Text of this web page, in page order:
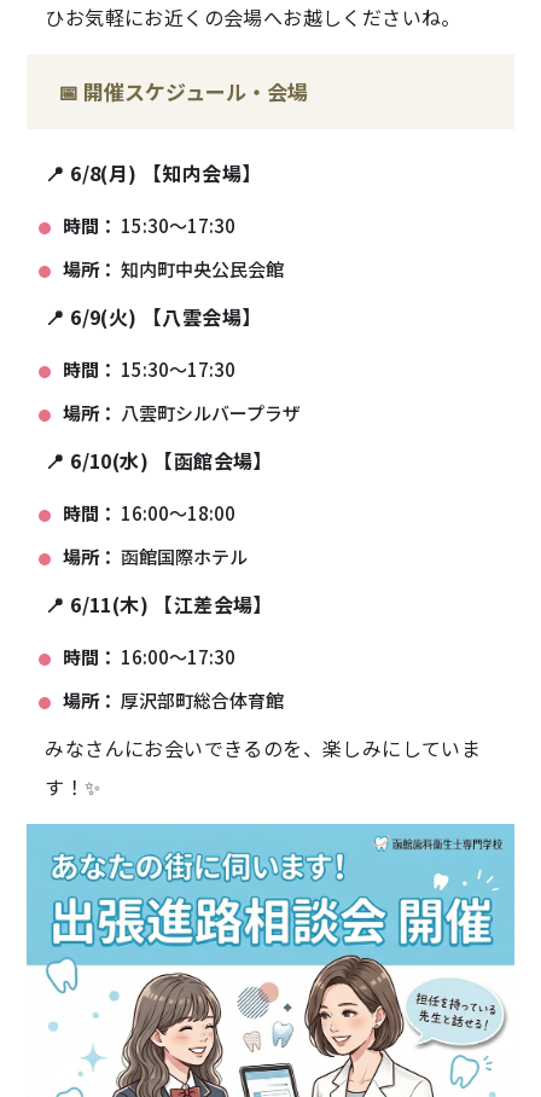
ひお気軽にお近くの会場へお越しくださいね。
📅 開催スケジュール・会場
📍 6/8(月) 【知内会場】
時間： 15:30～17:30
場所： 知内町中央公民会館
📍 6/9(火) 【八雲会場】
時間： 15:30～17:30
場所： 八雲町シルバープラザ
📍 6/10(水) 【函館会場】
時間： 16:00～18:00
場所： 函館国際ホテル
📍 6/11(木) 【江差会場】
時間： 16:00～17:30
場所： 厚沢部町総合体育館
みなさんにお会いできるのを、楽しみにしていま
す！✨